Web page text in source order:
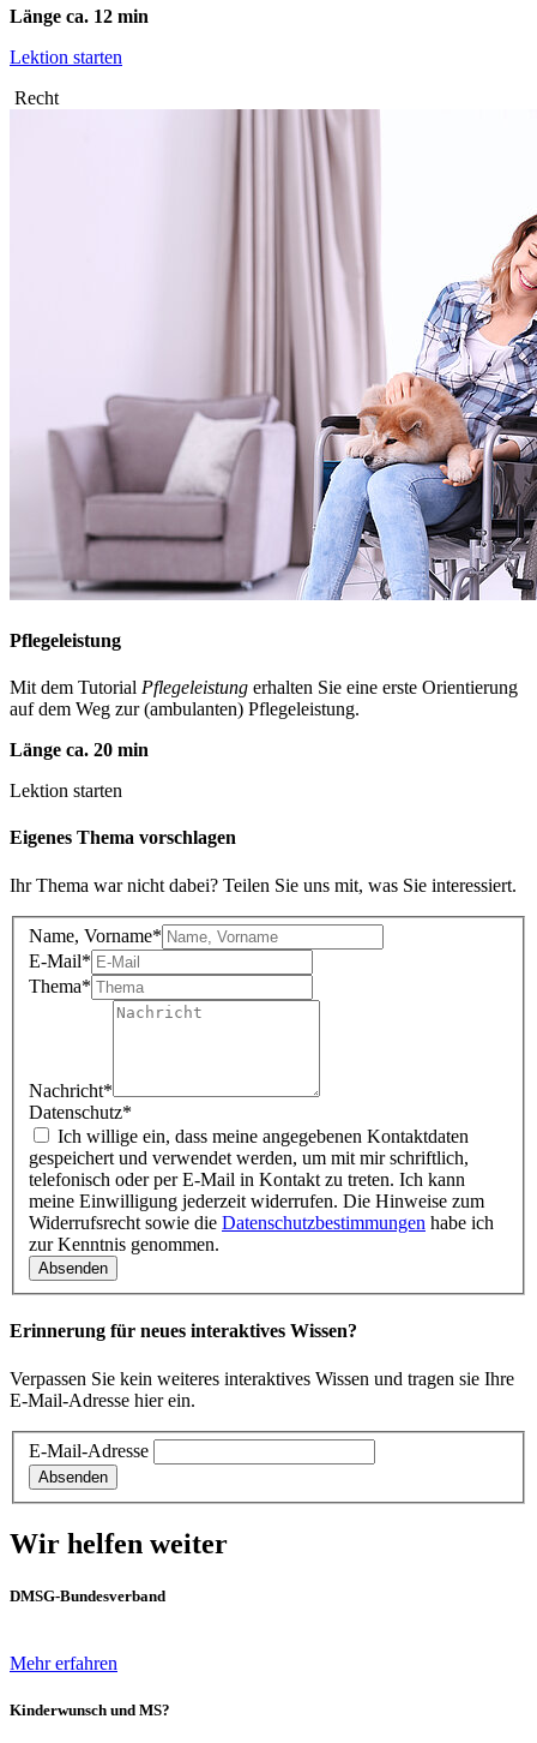
Länge ca. 12 min
Lektion starten
Recht
Pflegeleistung
Mit dem Tutorial Pflegeleistung erhalten Sie eine erste Orientierung
auf dem Weg zur (ambulanten) Pflegeleistung.
Länge ca. 20 min
Lektion starten
Eigenes Thema vorschlagen
Ihr Thema war nicht dabei? Teilen Sie uns mit, was Sie interessiert.
Name, Vorname*
E-Mail*
Thema*
Nachricht*
Datenschutz*
gespeichert und verwendet werden, um mit mir schriftlich,
telefonisch oder per E-Mail in Kontakt zu treten. Ich kann
meine Einwilligung jederzeit widerrufen. Die Hinweise zum
Widerrufsrecht sowie die Datenschutzbestimmungen habe ich
zur Kenntnis genommen.
Erinnerung für neues interaktives Wissen?
Verpassen Sie kein weiteres interaktives Wissen und tragen sie Ihre
E-Mail-Adresse hier ein.
E-Mail-Adresse
Wir helfen weiter
DMSG-Bundesverband
Mehr erfahren
Kinderwunsch und MS?